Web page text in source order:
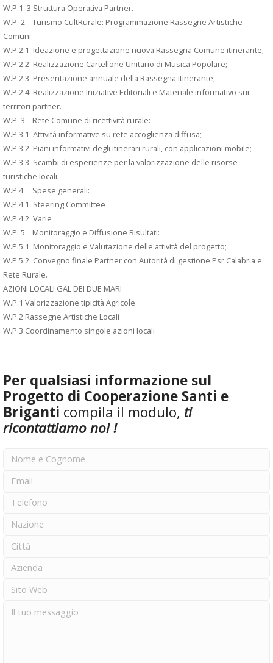
W.P.1. 3 Struttura Operativa Partner.
W.P. 2 Turismo CultRurale: Programmazione Rassegne Artistiche
Comuni:
W.P.2.1 Ideazione e progettazione nuova Rassegna Comune itinerante;
W.P.2.2 Realizzazione Cartellone Unitario di Musica Popolare;
W.P.2.3 Presentazione annuale della Rassegna itinerante;
W.P.2.4 Realizzazione Iniziative Editoriali e Materiale informativo sui
territori partner.
W.P. 3 Rete Comune di ricettività rurale:
W.P.3.1 Attività informative su rete accoglienza diffusa;
W.P.3.2 Piani informativi degli itinerari rurali, con applicazioni mobile;
W.P.3.3 Scambi di esperienze per la valorizzazione delle risorse
turistiche locali.
W.P.4 Spese generali:
W.P.4.1 Steering Committee
W.P.4.2 Varie
W.P. 5 Monitoraggio e Diffusione Risultati:
W.P.5.1 Monitoraggio e Valutazione delle attività del progetto;
W.P.5.2 Convegno finale Partner con Autorità di gestione Psr Calabria e
Rete Rurale.
AZIONI LOCALI GAL DEI DUE MARI
W.P.1 Valorizzazione tipicità Agricole
W.P.2 Rassegne Artistiche Locali
W.P.3 Coordinamento singole azioni locali
Per qualsiasi informazione sul
Progetto di Cooperazione Santi e
Briganti compila il modulo, ti
ricontattiamo noi !